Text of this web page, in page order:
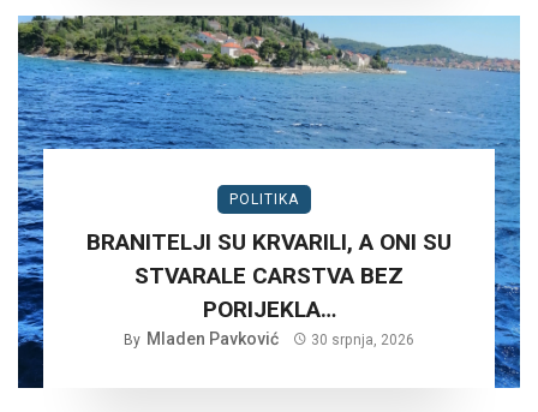
POLITIKA
BRANITELJI SU KRVARILI, A ONI SU
STVARALE CARSTVA BEZ
PORIJEKLA…
By Mladen Pavković 30 srpnja, 2026